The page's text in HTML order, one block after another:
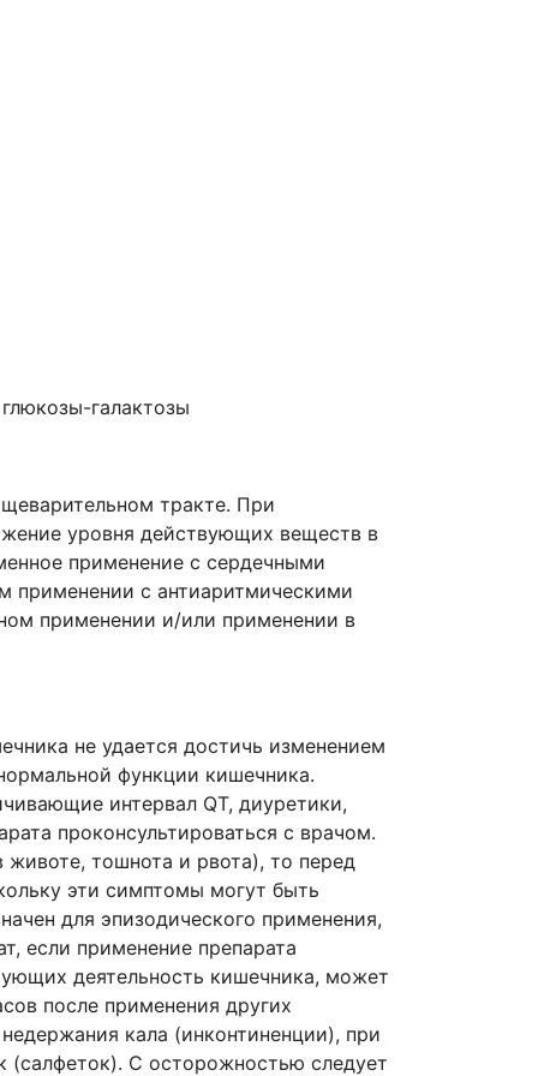
галактозы
тракте. При
уровня действующих веществ в
применение с сердечными
применении с антиаритмическими
применении и/или применении в
не удается достичь изменением
функции кишечника.
интервал QT, диуретики,
проконсультироваться с врачом.
животе, тошнота и рвота), то перед
эти симптомы могут быть
для эпизодического применения,
если применение препарата
деятельность кишечника, может
после применения других
кала (инконтиненции), при
(салфеток). С осторожностью следует